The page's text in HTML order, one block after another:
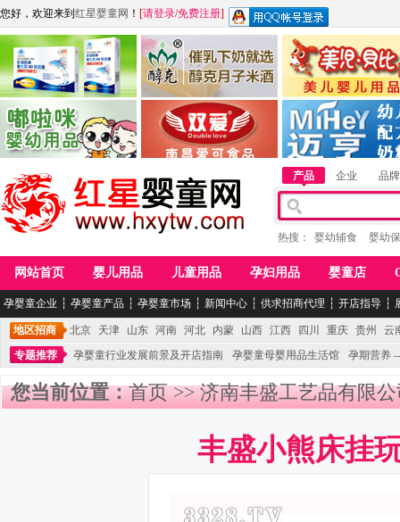
您好，欢迎来到 红星婴童网 ！ [请登录/免费注册]
江西麦嘟嘟食品有限公司
青岛嘟啦咪婴幼儿用品公司
江西醇之客月子米酒 惠州市美儿婴儿用品
湖南迈亨母婴用品有限
产品 企业 品牌
热搜： 婴幼辅食 婴幼
网站首页 婴儿用品 儿童用品 孕妇用品 婴童店
孕婴童企业 ┆ 孕婴童产品 ┆ 孕婴童市场 ┆ 新闻中心 ┆ 供求招商代理 ┆ 开店指导 ┆
地区招商 北京 天津 山东 河南 河北 内蒙 山西 江西 四川 重庆 贵州
云
专题推荐
孕婴童行业发展前景及开店指南 孕婴童母婴用品生活馆 孕期营养
您当前位置：首页>>济南丰盛工艺品有限
丰盛小熊床挂